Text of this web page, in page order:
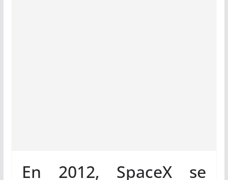
En 2012, SpaceX se